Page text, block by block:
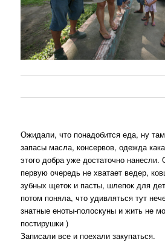
Ожидали, что понадобится еда, ну
запасы масла, консервов, одежда
этого добра уже достаточно нанесли.
первую очередь не хватает ведер,
зубных щеток и пасты, шлепок для
потом поняла, что удивляться тут
знатные еноты-полоскуны и жить не
постирушки )
Записали все и поехали закупаться.